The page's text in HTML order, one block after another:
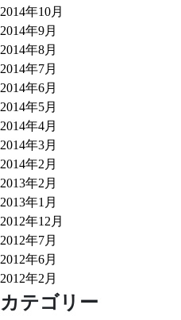
2014年10月
2014年9月
2014年8月
2014年7月
2014年6月
2014年5月
2014年4月
2014年3月
2014年2月
2013年2月
2013年1月
2012年12月
2012年7月
2012年6月
2012年2月
カテゴリー